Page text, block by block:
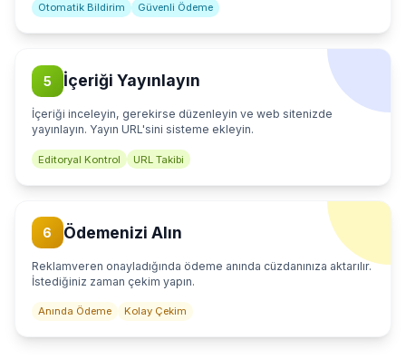
Otomatik Bildirim Güvenli Ödeme
5 İçeriği Yayınlayın
İçeriği inceleyin, gerekirse düzenleyin ve web sitenizde
yayınlayın. Yayın URL'sini sisteme ekleyin.
Editoryal Kontrol URL Takibi
6 Ödemenizi Alın
Reklamveren onayladığında ödeme anında cüzdanınıza aktarılır.
İstediğiniz zaman çekim yapın.
Anında Ödeme Kolay Çekim